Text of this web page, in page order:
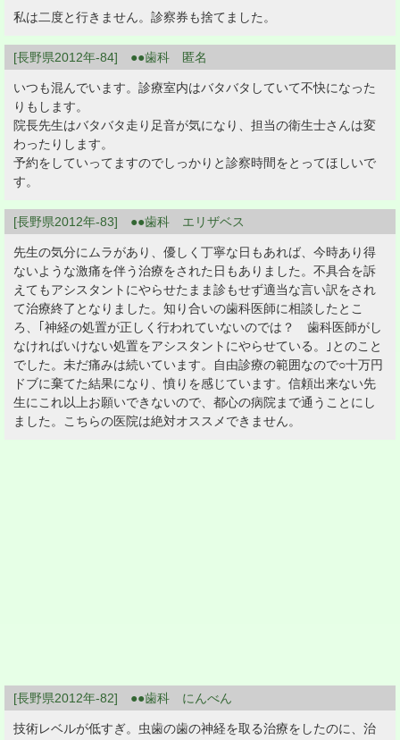
私は二度と行きません。診察券も捨てました。
[長野県2012年-84] ●●歯科 匿名
いつも混んでいます。診療室内はバタバタしていて不快になった
りもします。
院長先生はバタバタ走り足音が気になり、担当の衛生士さんは変
わったりします。
予約をしていってますのでしっかりと診察時間をとってほしいで
す。
[長野県2012年-83] ●●歯科 エリザベス
先生の気分にムラがあり、優しく丁寧な日もあれば、今時あり得
ないような激痛を伴う治療をされた日もありました。不具合を訴
えてもアシスタントにやらせたまま診もせず適当な言い訳をされ
て治療終了となりました。知り合いの歯科医師に相談したとこ
ろ、｢神経の処置が正しく行われていないのでは？ 歯科医師がし
なければいけない処置をアシスタントにやらせている。｣とのこと
でした。未だ痛みは続いています。自由診療の範囲なので○十万円
ドブに棄てた結果になり、憤りを感じています。信頼出来ない先
生にこれ以上お願いできないので、都心の病院まで通うことにし
ました。こちらの医院は絶対オススメできません。
[長野県2012年-82] ●●歯科 にんべん
技術レベルが低すぎ。虫歯の歯の神経を取る治療をしたのに、治